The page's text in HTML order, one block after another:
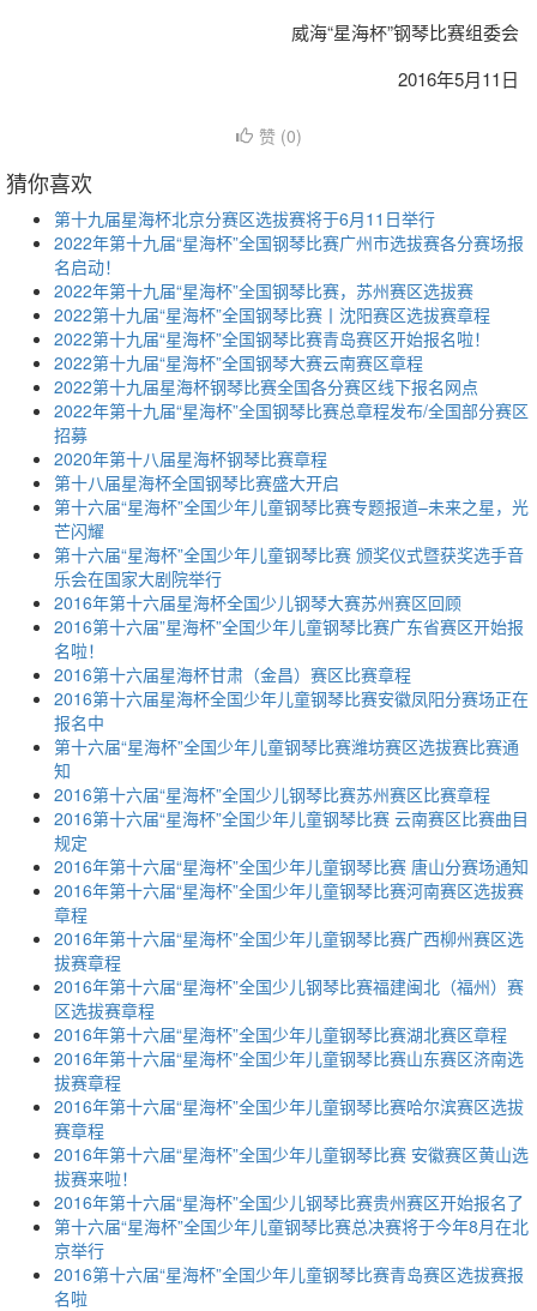
威海“星海杯”钢琴比赛组委会
2016年5月11日
赞 (0)
猜你喜欢
第十九届星海杯北京分赛区选拔赛将于6月11日举行
2022年第十九届“星海杯”全国钢琴比赛广州市选拔赛各分赛场报
名启动！
2022年第十九届“星海杯”全国钢琴比赛，苏州赛区选拔赛
2022第十九届“星海杯”全国钢琴比赛丨沈阳赛区选拔赛章程
2022第十九届“星海杯”全国钢琴比赛青岛赛区开始报名啦！
2022第十九届“星海杯”全国钢琴大赛云南赛区章程
2022第十九届星海杯钢琴比赛全国各分赛区线下报名网点
2022年第十九届“星海杯”全国钢琴比赛总章程发布/全国部分赛区
招募
2020年第十八届星海杯钢琴比赛章程
第十八届星海杯全国钢琴比赛盛大开启
第十六届“星海杯”全国少年儿童钢琴比赛专题报道–未来之星，光
芒闪耀
第十六届“星海杯”全国少年儿童钢琴比赛 颁奖仪式暨获奖选手音
乐会在国家大剧院举行
2016年第十六届星海杯全国少儿钢琴大赛苏州赛区回顾
2016第十六届”星海杯”全国少年儿童钢琴比赛广东省赛区开始报
名啦！
2016第十六届星海杯甘肃（金昌）赛区比赛章程
2016第十六届星海杯全国少年儿童钢琴比赛安徽凤阳分赛场正在
报名中
第十六届“星海杯”全国少年儿童钢琴比赛潍坊赛区选拔赛比赛通
知
2016第十六届“星海杯”全国少儿钢琴比赛苏州赛区比赛章程
2016第十六届“星海杯”全国少年儿童钢琴比赛 云南赛区比赛曲目
规定
2016年第十六届“星海杯”全国少年儿童钢琴比赛 唐山分赛场通知
2016年第十六届“星海杯”全国少年儿童钢琴比赛河南赛区选拔赛
章程
2016年第十六届“星海杯”全国少年儿童钢琴比赛广西柳州赛区选
拔赛章程
2016年第十六届“星海杯”全国少儿钢琴比赛福建闽北（福州）赛
区选拔赛章程
2016年第十六届“星海杯”全国少年儿童钢琴比赛湖北赛区章程
2016年第十六届“星海杯”全国少年儿童钢琴比赛山东赛区济南选
拔赛章程
2016年第十六届“星海杯”全国少年儿童钢琴比赛哈尔滨赛区选拔
赛章程
2016年第十六届“星海杯”全国少年儿童钢琴比赛 安徽赛区黄山选
拔赛来啦！
2016年第十六届“星海杯”全国少儿钢琴比赛贵州赛区开始报名了
第十六届“星海杯”全国少年儿童钢琴比赛总决赛将于今年8月在北
京举行
2016第十六届“星海杯”全国少年儿童钢琴比赛青岛赛区选拔赛报
名啦